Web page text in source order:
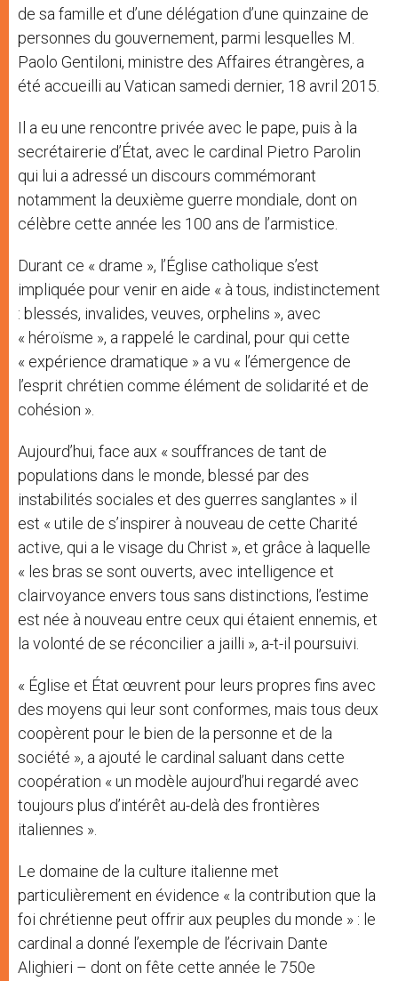
de sa famille et d’une délégation d’une quinzaine de
personnes du gouvernement, parmi lesquelles M.
Paolo Gentiloni, ministre des Affaires étrangères, a
été accueilli au Vatican samedi dernier, 18 avril 2015.
Il a eu une rencontre privée avec le pape, puis à la
secrétairerie d’État, avec le cardinal Pietro Parolin
qui lui a adressé un discours commémorant
notamment la deuxième guerre mondiale, dont on
célèbre cette année les 100 ans de l’armistice.
Durant ce « drame », l’Église catholique s’est
impliquée pour venir en aide « à tous, indistinctement
: blessés, invalides, veuves, orphelins », avec
« héroïsme », a rappelé le cardinal, pour qui cette
« expérience dramatique » a vu « l’émergence de
l’esprit chrétien comme élément de solidarité et de
cohésion ».
Aujourd’hui, face aux « souffrances de tant de
populations dans le monde, blessé par des
instabilités sociales et des guerres sanglantes » il
est « utile de s’inspirer à nouveau de cette Charité
active, qui a le visage du Christ », et grâce à laquelle
« les bras se sont ouverts, avec intelligence et
clairvoyance envers tous sans distinctions, l’estime
est née à nouveau entre ceux qui étaient ennemis, et
la volonté de se réconcilier a jailli », a-t-il poursuivi.
« Église et État œuvrent pour leurs propres fins avec
des moyens qui leur sont conformes, mais tous deux
coopèrent pour le bien de la personne et de la
société », a ajouté le cardinal saluant dans cette
coopération « un modèle aujourd’hui regardé avec
toujours plus d’intérêt au-delà des frontières
italiennes ».
Le domaine de la culture italienne met
particulièrement en évidence « la contribution que la
foi chrétienne peut offrir aux peuples du monde » : le
cardinal a donné l’exemple de l’écrivain Dante
Alighieri – dont on fête cette année le 750e